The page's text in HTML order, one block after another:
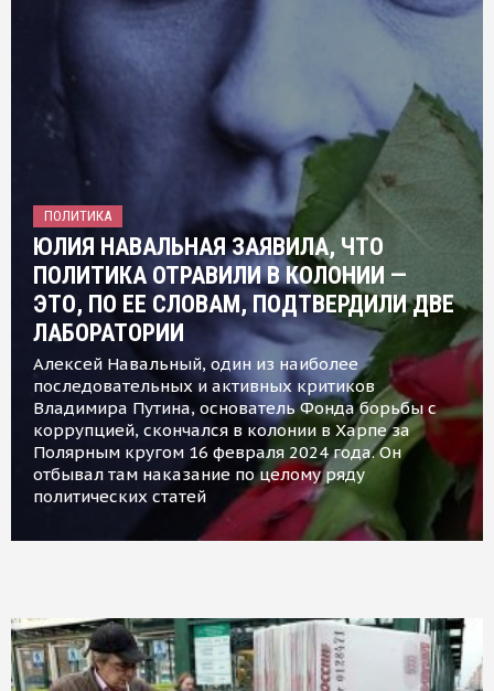
ПОЛИТИКА
ЮЛИЯ НАВАЛЬНАЯ ЗАЯВИЛА, ЧТО
ПОЛИТИКА ОТРАВИЛИ В КОЛОНИИ —
ЭТО, ПО ЕЕ СЛОВАМ, ПОДТВЕРДИЛИ ДВЕ
ЛАБОРАТОРИИ
Алексей Навальный, один из наиболее
последовательных и активных критиков
Владимира Путина, основатель Фонда борьбы с
коррупцией, скончался в колонии в Харпе за
Полярным кругом 16 февраля 2024 года. Он
отбывал там наказание по целому ряду
политических статей